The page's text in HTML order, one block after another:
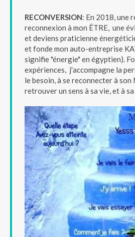
RECONVERSION: En 2018, une
reconnexion à mon ÊTRE, une
et deviens praticienne
et fonde mon auto-entreprise
signifie "énergie" en égyptien).
expériences, j'accompagne la
le besoin, à se reconnecter à
retrouver un sens à sa vie, et à sa